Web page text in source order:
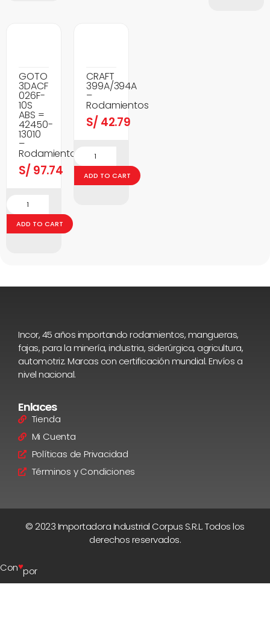
GOTO
3DACF
026F-
10S
ABS =
42450-
13010
–
Rodamientos
S/ 97.74
ADD TO CART
CRAFT
399A/394A
–
Rodamientos
S/ 42.79
ADD TO CART
Incor, 45 años importando rodamientos, mangueras,
fajas, para la minería, industria, siderúrgica, agricultura,
automotriz. Marcas con certificación mundial. Envíos a
nivel nacional.
Enlaces
Tienda
Mi Cuenta
Políticas de Privacidad
Términos y Condiciones
© 2023 Importadora Industrial Corpus S.R.L. Todos los
derechos reservados.
Con♥por